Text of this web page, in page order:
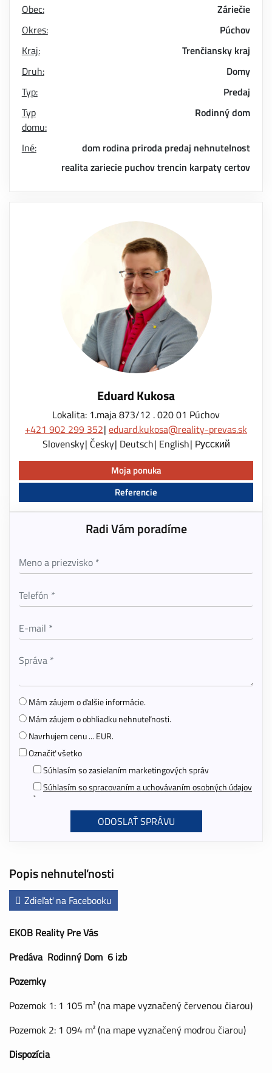
Popis nehnuteľnosti
Zdieľať na Facebooku
EKOB Reality Pre Vás
Predáva Rodinný Dom 6 izb
Pozemky
Pozemok 1: 1 105 m² (na mape vyznačený červenou čiarou)
Pozemok 2: 1 094 m² (na mape vyznačený modrou čiarou)
Dispozícia
Obec:
Záriečie
Okres:
Púchov
Kraj:
Trenčiansky kraj
Druh:
Domy
Typ:
Predaj
Typ
domu:
Rodinný dom
Iné: dom rodina priroda predaj nehnutelnost
realitazariecie puchovtrencin karpatycertov
Eduard Kukosa
Lokalita: 1.maja 873/12 . 020 01 Púchov
+421 902 299 352 eduard.kukosa@reality-prevas.sk
Slovensky Česky Deutsch English Pусский
Moja ponuka
Referencie
Radi Vám poradíme
Mám záujem o ďalšie informácie.
Mám záujem o obhliadku nehnuteľnosti.
Navrhujem cenu ... EUR.
Označiť všetko
Súhlasím so zasielaním marketingových správ
Súhlasím so spracovaním a uchovávaním osobných údajov
*